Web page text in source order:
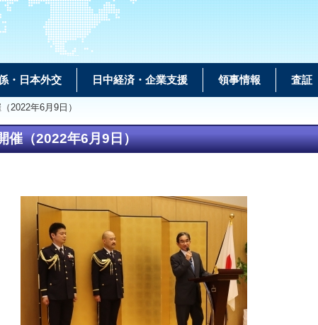
・日本外交 日中経済・企業支援 領事情報 査証
2022年6月9日）
催（2022年6月9日）